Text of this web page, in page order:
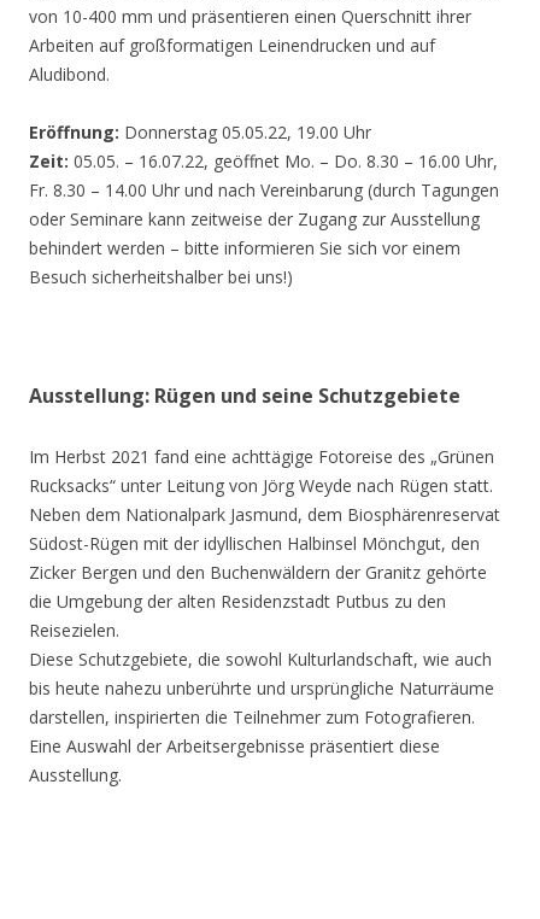
von 10-400 mm und präsentieren einen Querschnitt ihrer
Arbeiten auf großformatigen Leinendrucken und auf
Aludibond.
Eröffnung: Donnerstag 05.05.22, 19.00 Uhr
Zeit: 05.05. – 16.07.22, geöffnet Mo. – Do. 8.30 – 16.00 Uhr,
Fr. 8.30 – 14.00 Uhr und nach Vereinbarung (durch Tagungen
oder Seminare kann zeitweise der Zugang zur Ausstellung
behindert werden – bitte informieren Sie sich vor einem
Besuch sicherheitshalber bei uns!)
Ausstellung: Rügen und seine Schutzgebiete
Im Herbst 2021 fand eine achttägige Fotoreise des „Grünen
Rucksacks“ unter Leitung von Jörg Weyde nach Rügen statt.
Neben dem Nationalpark Jasmund, dem Biosphärenreservat
Südost-Rügen mit der idyllischen Halbinsel Mönchgut, den
Zicker Bergen und den Buchenwäldern der Granitz gehörte
die Umgebung der alten Residenzstadt Putbus zu den
Reisezielen.
Diese Schutzgebiete, die sowohl Kulturlandschaft, wie auch
bis heute nahezu unberührte und ursprüngliche Naturräume
darstellen, inspirierten die Teilnehmer zum Fotografieren.
Eine Auswahl der Arbeitsergebnisse präsentiert diese
Ausstellung.